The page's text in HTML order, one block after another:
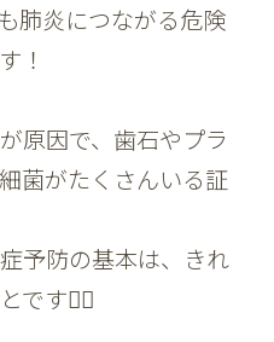
肺炎につながる危険
！
原因で、歯石やプラ
菌がたくさんいる証
予防の基本は、きれ
です🙆‍♀️